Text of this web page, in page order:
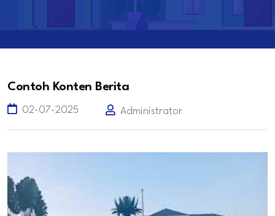
Contoh Konten Berita
02-07-2025 Administrator